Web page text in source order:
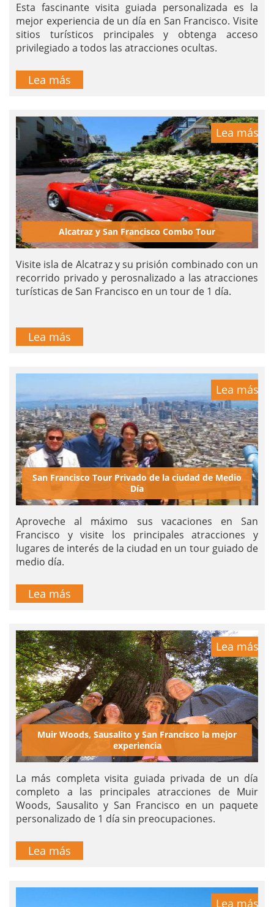
Esta fascinante visita guiada personalizada es la
mejor experiencia de un día en San Francisco. Visite
sitios turísticos principales y obtenga acceso
privilegiado a todos las atracciones ocultas.
Lea más
Lea más
Alcatraz y San Francisco Combo Tour
Visite isla de Alcatraz y su prisión combinado con un
recorrido privado y perosnalizado a las atracciones
turísticas de San Francisco en un tour de 1 día.
Lea más
Lea más
San Francisco Tour Privado de la ciudad de Medio
Día
Aproveche al máximo sus vacaciones en San
Francisco y visite los principales atracciones y
lugares de interés de la ciudad en un tour guiado de
medio día.
Lea más
Lea más
Muir Woods, Sausalito y San Francisco la mejor
experiencia
La más completa visita guiada privada de un día
completo a las principales atracciones de Muir
Woods, Sausalito y San Francisco en un paquete
personalizado de 1 día sin preocupaciones.
Lea más
Lea más